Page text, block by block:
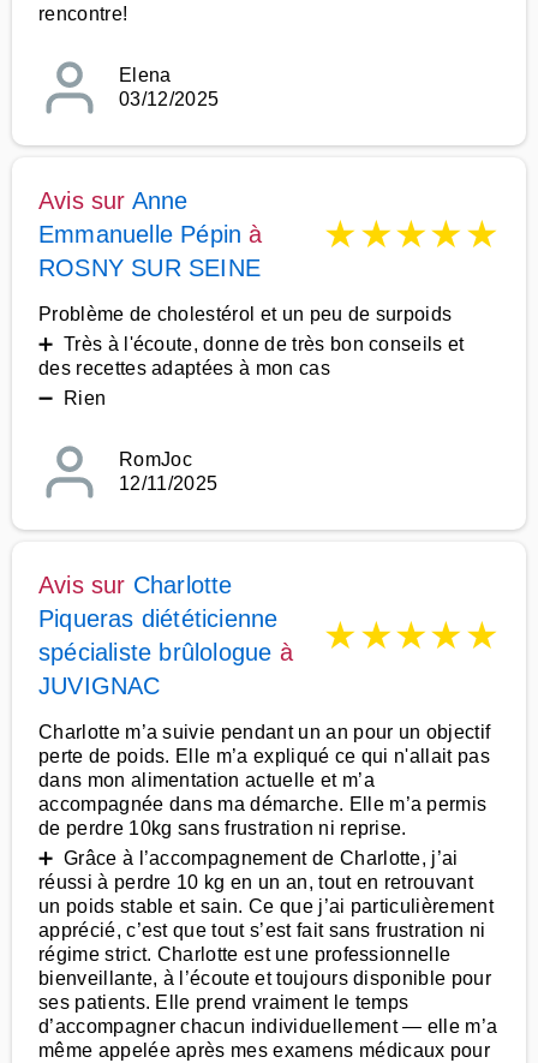
rencontre!
Elena
03/12/2025
Avis sur Anne
Emmanuelle Pépin à
ROSNY SUR SEINE
★★★★★
Problème de cholestérol et un peu de surpoids
➕ Très à l'écoute, donne de très bon conseils et
des recettes adaptées à mon cas
➖ Rien
RomJoc
12/11/2025
Avis sur Charlotte
Piqueras diététicienne
spécialiste brûlologue à
JUVIGNAC
★★★★★
Charlotte m’a suivie pendant un an pour un objectif
perte de poids. Elle m’a expliqué ce qui n'allait pas
dans mon alimentation actuelle et m’a
accompagnée dans ma démarche. Elle m’a permis
de perdre 10kg sans frustration ni reprise.
➕ Grâce à l’accompagnement de Charlotte, j’ai
réussi à perdre 10 kg en un an, tout en retrouvant
un poids stable et sain. Ce que j’ai particulièrement
apprécié, c’est que tout s’est fait sans frustration ni
régime strict. Charlotte est une professionnelle
bienveillante, à l’écoute et toujours disponible pour
ses patients. Elle prend vraiment le temps
d’accompagner chacun individuellement — elle m’a
même appelée après mes examens médicaux pour